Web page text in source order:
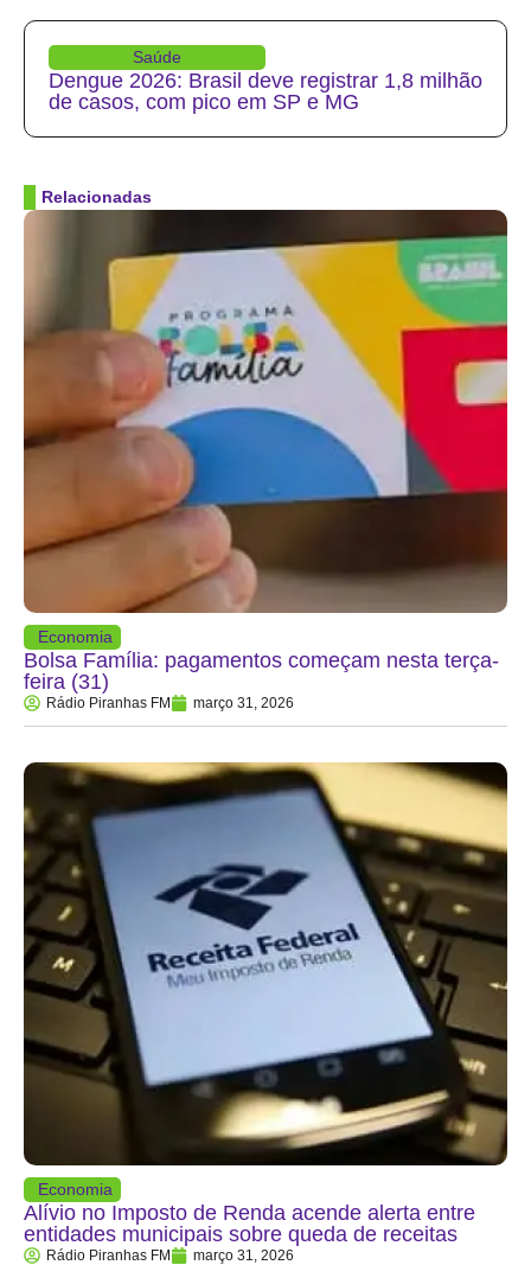
Saúde
Dengue 2026: Brasil deve registrar 1,8 milhão
de casos, com pico em SP e MG
Relacionadas
Economia
Bolsa Família: pagamentos começam nesta terça-
feira (31)
Rádio Piranhas FM março 31, 2026
Economia
Alívio no Imposto de Renda acende alerta entre
entidades municipais sobre queda de receitas
Rádio Piranhas FM março 31, 2026